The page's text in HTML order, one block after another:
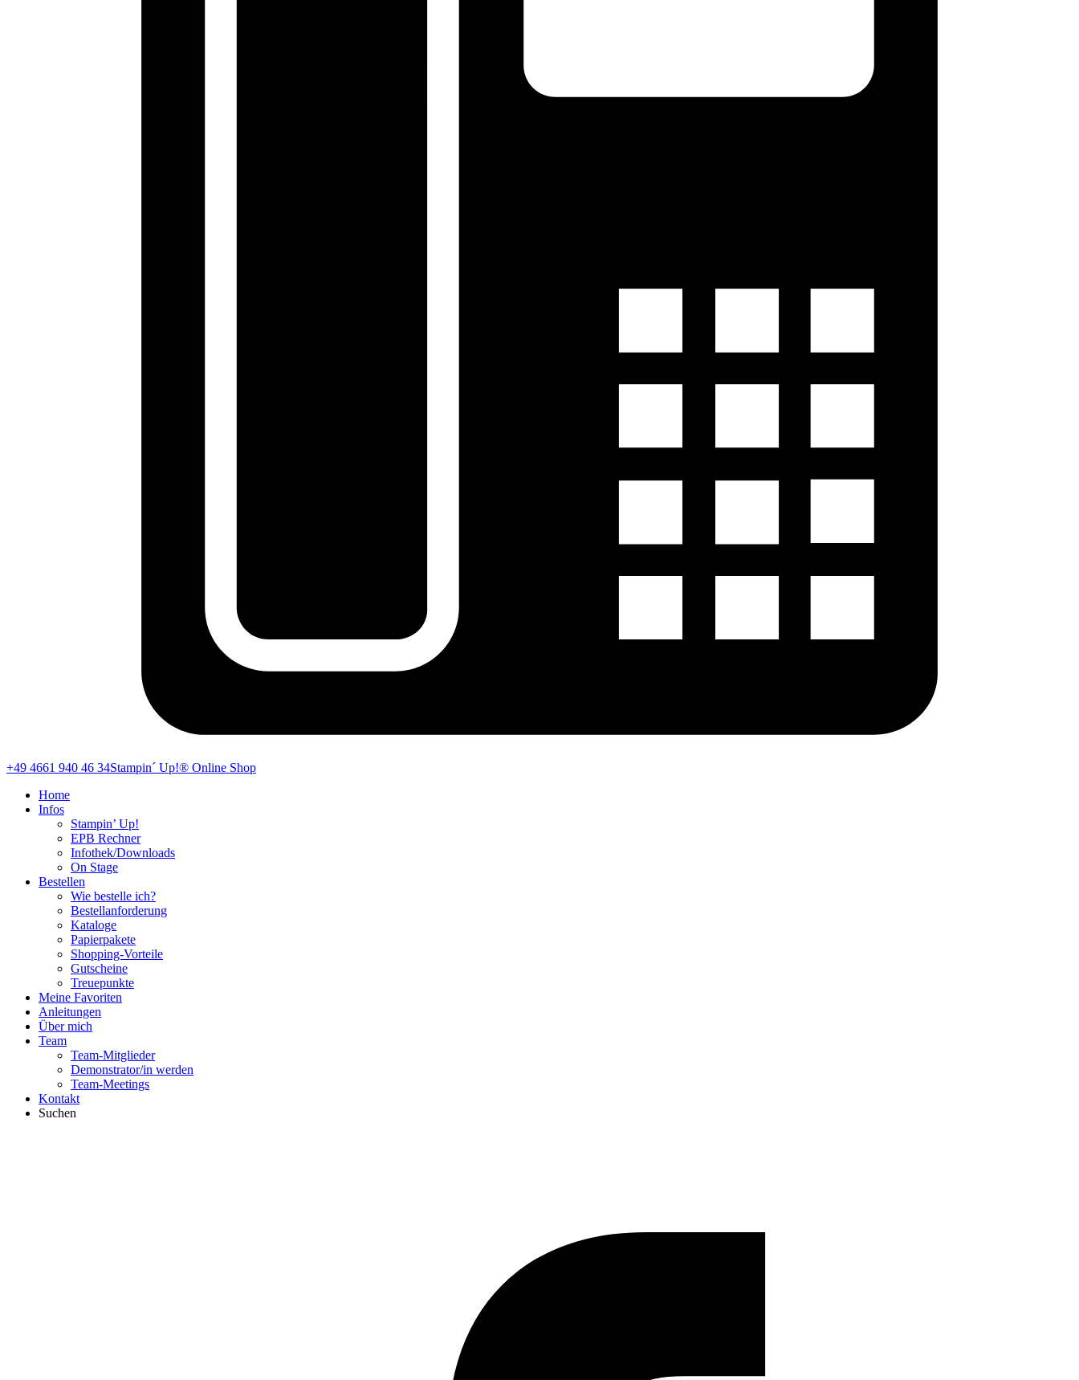
+49 4661 940 46 34Stampin´ Up!® Online Shop
Home
Infos
Stampin’ Up!
EPB Rechner
Infothek/Downloads
On Stage
Bestellen
Wie bestelle ich?
Bestellanforderung
Kataloge
Papierpakete
Shopping-Vorteile
Gutscheine
Treuepunkte
Meine Favoriten
Anleitungen
Über mich
Team
Team-Mitglieder
Demonstrator/in werden
Team-Meetings
Kontakt
Suchen